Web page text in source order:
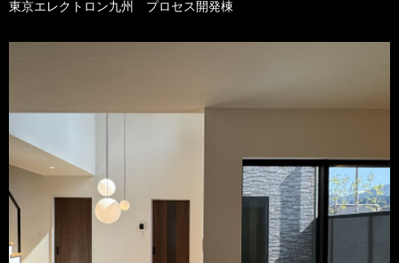
東京エレクトロン九州 プロセス開発棟